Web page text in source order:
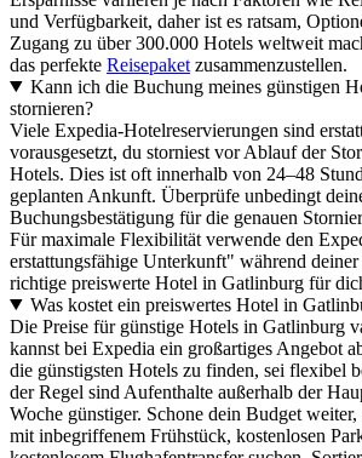
und Verfügbarkeit, daher ist es ratsam,
Zugang zu über 300.000 Hotels weltweit
das perfekte Reisepaket zusammenzustellen.
Kann ich die Buchung meines günstigen
stornieren?
Viele Expedia-Hotelreservierungen sind
vorausgesetzt, du storniest vor Ablauf der
Hotels. Dies ist oft innerhalb von 24–48
geplanten Ankunft. Überprüfe unbedingt
Buchungsbestätigung für die genauen
Für maximale Flexibilität verwende den
erstattungsfähige Unterkunft" während deiner
richtige preiswerte Hotel in Gatlinburg für
Was kostet ein preiswertes Hotel in
Die Preise für günstige Hotels in Gatlinburg
kannst bei Expedia ein großartiges Angebot
die günstigsten Hotels zu finden, sei flexibel
der Regel sind Aufenthalte außerhalb der
Woche günstiger. Schone dein Budget
mit inbegriffenem Frühstück, kostenlosen